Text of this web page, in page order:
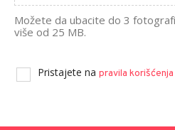
Možete da ubacite do 3
više od 25 MB.
Pristajete na pravila korišćenja